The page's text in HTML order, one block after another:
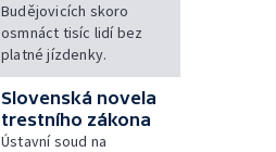
Budějovicích skoro
osmnáct tisíc lidí bez
platné jízdenky.
Slovenská novela
trestního zákona
Ústavní soud na